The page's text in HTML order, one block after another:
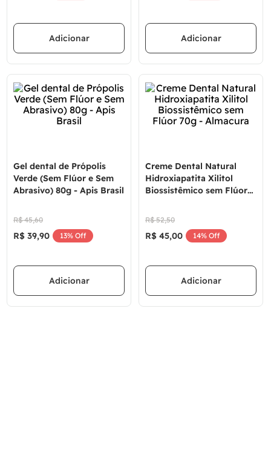
Adicionar Adicionar
Gel dental de Própolis
Verde (Sem Flúor e Sem
Abrasivo) 80g - Apis Brasil
R$ 45,60
R$ 39,90 13% Off
Adicionar
Creme Dental Natural
Hidroxiapatita Xilitol
Biossistêmico sem Flúor
R$ 52,50
R$ 45,00 14% Off
Adicionar